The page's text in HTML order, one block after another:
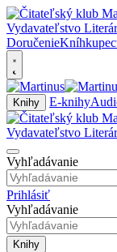
Doručenie
Knihy E-knihy
Vyhľadávanie
Prihlásiť
Vyhľadávanie
Knihy